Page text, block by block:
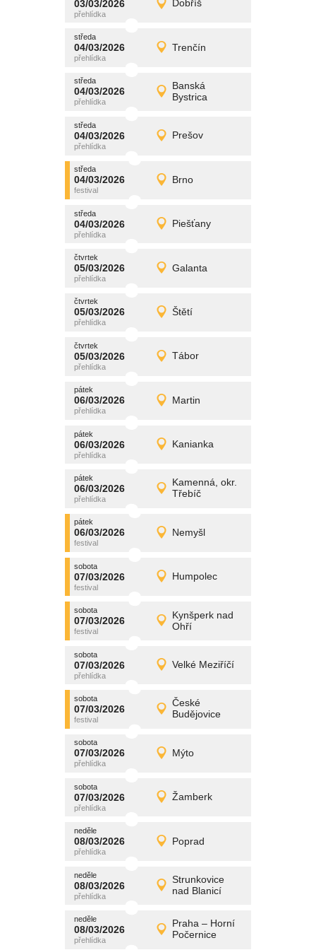
03/03/2026 Dobříš
úterý
03/03/2026 Detail
středa
04/03/2026 Trenčín
středa
04/03/2026 Detail
promítání
středa
04/03/2026
Banská
Bystrica
středa
04/03/2026 Detail
promítání
středa
04/03/2026 Prešov
středa
04/03/2026 Detail
promítání
středa
04/03/2026 Brno
středa
04/03/2026 Detail
promítání
středa
04/03/2026 Piešťany
středa
04/03/2026 Detail
promítání
čtvrtek
05/03/2026 Galanta
čtvrtek
05/03/2026 Detail
promítání
čtvrtek
05/03/2026 Štětí
čtvrtek
05/03/2026 Detail
promítání
čtvrtek
05/03/2026 Tábor
čtvrtek
05/03/2026 Detail
promítání
pátek
06/03/2026 Martin
pátek
06/03/2026 Detail
promítání
pátek
06/03/2026 Kanianka
pátek
06/03/2026 Detail
promítání
pátek
06/03/2026
Kamenná, okr.
Třebíč
pátek
06/03/2026 Detail
promítání
pátek
06/03/2026 Nemyšl
pátek
06/03/2026 Detail
promítání
sobota
07/03/2026 Humpolec
sobota
07/03/2026 Detail
promítání
sobota
07/03/2026
Kynšperk nad
Ohří
sobota
07/03/2026 Detail
promítání
sobota
07/03/2026 Velké Meziříčí
sobota
07/03/2026 Detail
promítání
sobota
07/03/2026
České
Budějovice
sobota
07/03/2026 Detail
promítání
sobota
07/03/2026 Mýto
sobota
07/03/2026 Detail
promítání
sobota
07/03/2026 Žamberk
sobota
07/03/2026 Detail
promítání
neděle
08/03/2026 Poprad
neděle
08/03/2026 Detail
promítání
neděle
08/03/2026
Strunkovice
nad Blanicí
neděle
08/03/2026 Detail
promítání
neděle
08/03/2026
Praha – Horní
Počernice
neděle
08/03/2026 Detail
promítání